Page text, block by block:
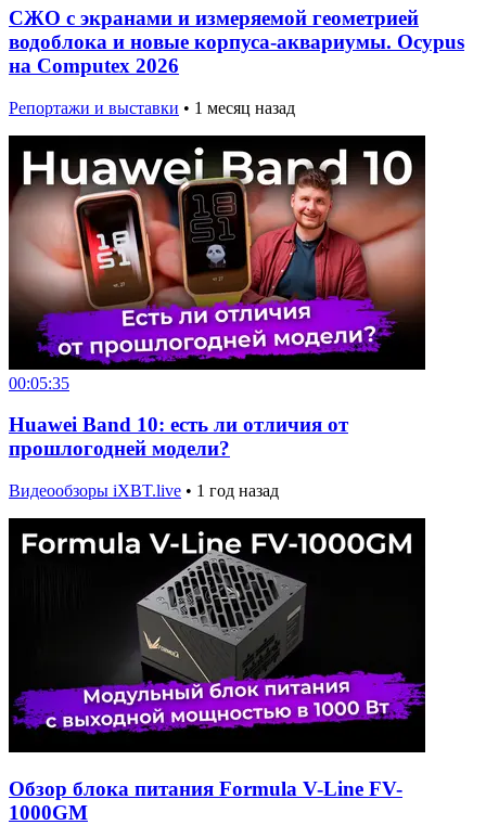
СЖО с экранами и измеряемой геометрией
водоблока и новые корпуса-аквариумы. Ocypus
на Computex 2026
Репортажи и выставки • 1 месяц назад
00:05:35
Huawei Band 10: есть ли отличия от
прошлогодней модели?
Видеообзоры iXBT.live • 1 год назад
Обзор блока питания Formula V-Line FV-
1000GM